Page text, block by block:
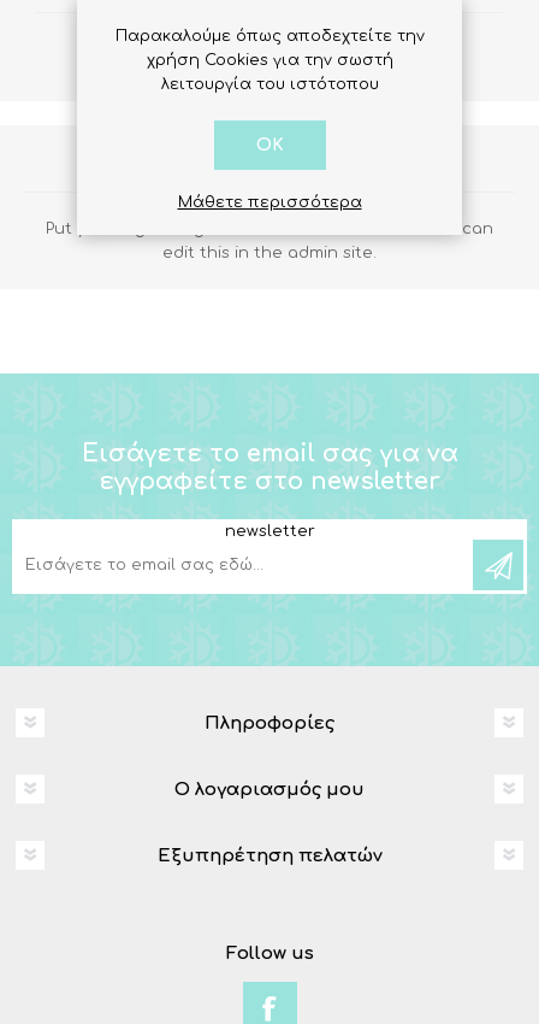
Put your login / registration information here. You can
edit this in the admin site.
Εισάγετε το email σας για να
εγγραφείτε στο newsletter
newsletter
Πληροφορίες
Ο λογαριασμός μου
Εξυπηρέτηση πελατών
Follow us
Παρακαλούμε όπως αποδεχτείτε την
χρήση Cookies για την σωστή
λειτουργία του ιστότοπου
OK
Μάθετε περισσότερα